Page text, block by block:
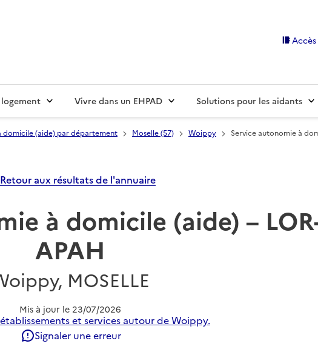
Vivre dans un EHPAD Solutions pour les aidants
domicile (aide) par département Moselle (57) Woippy Service autonomie à
Retour aux résultats de l'annuaire
à domicile (aide) –
APAH
MOSELLE
Mis à jour le 23/07/2026
et services autour de Woippy.
Signaler une erreur